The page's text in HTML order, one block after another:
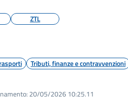
ZTL
Tributi, finanze e contravvenzioni
20/05/2026 10:25.11